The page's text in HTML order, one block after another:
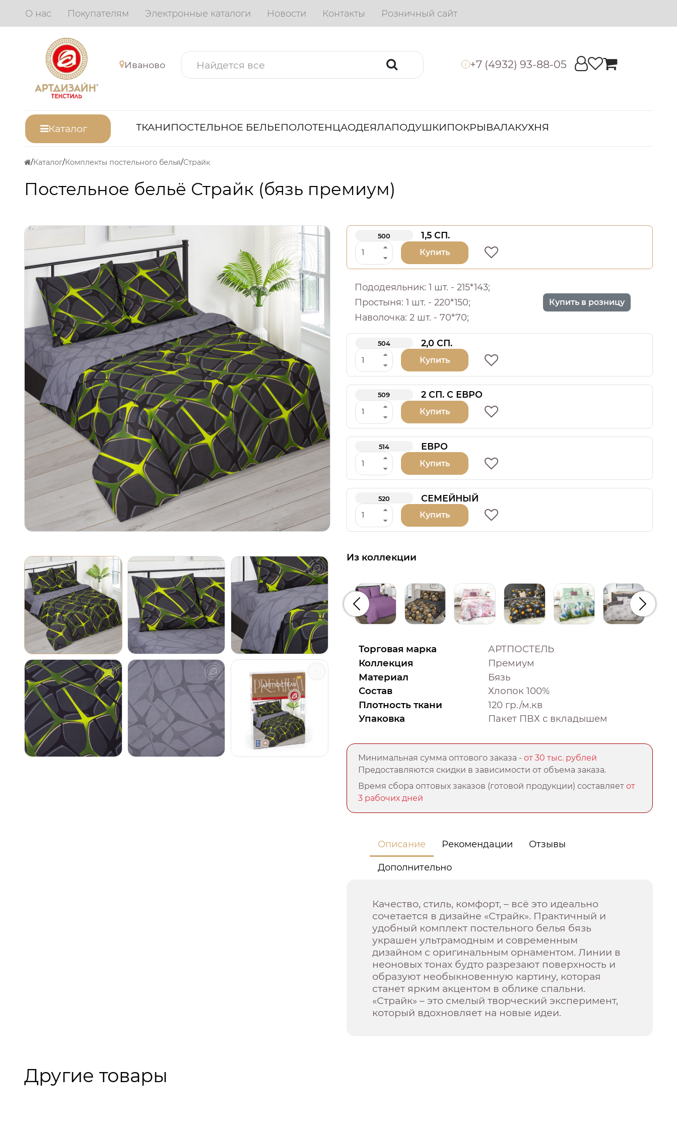
О нас Покупателям Электронные каталоги Новости Контакты Розничный сайт
Иваново i +7 (4932) 93-88-05
Каталог ТКАНИПОСТЕЛЬНОЕ БЕЛЬЕПОЛОТЕНЦАОДЕЯЛАПОДУШКИПОКРЫВАЛАКУХНЯ
Каталог Комплекты постельного белья Страйк
Постельное бельё Страйк (бязь премиум)
500 1,5 СП.
Купить
Пододеяльник: 1 шт. - 215*143;
Простыня: 1 шт. - 220*150;
Наволочка: 2 шт. - 70*70;
Купить в розницу
504 2,0 СП.
Купить
509 2 СП. С ЕВРО
Купить
514 ЕВРО
Купить
520 СЕМЕЙНЫЙ
Купить
Из коллекции
Предыдущий
Торговая марка
АРТПОСТЕЛЬ
Коллекция
Премиум
Материал
Бязь
Состав
Хлопок 100%
Плотность ткани
120 гр./м.кв
Упаковка
Пакет ПВХ с вкладышем
Минимальная сумма оптового заказа -от 30 тыс. рублей
Предоставляются скидки в зависимости от объема заказа.
Время сбора оптовых заказов (готовой продукции) составляетот
3 рабочих дней
Описание Рекомендации Отзывы
Дополнительно
Качество, стиль, комфорт, – всё это идеально
сочетается в дизайне «Страйк». Практичный и
удобный комплект постельного белья бязь
украшен ультрамодным и современным
дизайном с оригинальным орнаментом. Линии в
неоновых тонах будто разрезают поверхность и
образуют необыкновенную картину, которая
станет ярким акцентом в облике спальни.
«Страйк» – это смелый творческий эксперимент,
который вдохновляет на новые идеи.
Другие товары